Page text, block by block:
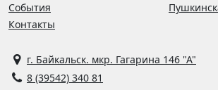
г. Байкальск. мкр. Гагарина 146 "А"
8 (39542) 340 81
События
Контакты